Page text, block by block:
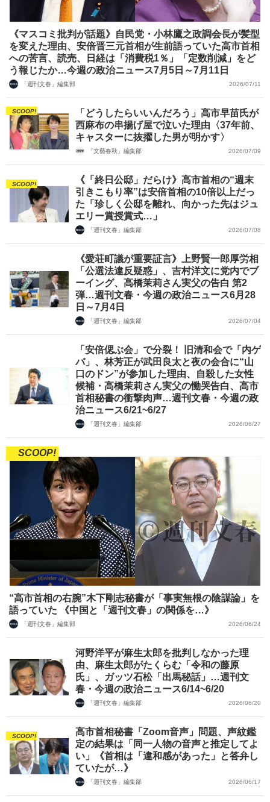
《マスコミ批判が話題》自民党・小林鷹之政調会長が髪型
を変えた理由、安倍晋三元首相が生前語っていた高市首相
への苦言、読売、日経は「消費税1％」「定数削減」をど
う報じたか…今週の政治ニュース7月5日～7月11日
「週刊文春」編集部 2026/07/11
SCOOP!
「どうしたらいいんだろう」高市早苗氏が
西麻布の串揚げ屋で泣いた理由〈37年前、
キャスターに抜擢した男が明かす〉
「文藝春秋」編集部 2026/07/09
SCOOP!
《「終日公邸」だらけ》高市首相の“週末
引きこもり率”は安倍首相の10倍以上だっ
た「珍しく公邸を離れ、向かった先はジュ
エリー賞授賞式…」
「週刊文春」編集部 2026/07/08
《愛荘町議が重要証言》上野賢一郎厚労相
「公選法違反疑惑」、吉村洋文に党内でブ
ーイング、高橋茉莉さん実父の告白 第2
弾…週刊文春・今週の政治ニュース6月28
日～7月4日
「週刊文春」編集部 2026/07/04
「安倍偲ぶ会」で分裂！ 旧清和会で「内ゲ
バ」、林芳正が武田良太と夜の会合に“山
口のドン”が参加した理由、自殺した女性
候補・高橋茉莉さん実父の慟哭告白、高市
首相秘書の衝撃肉声…週刊文春・今週の政
治ニュース6/21~6/27
「週刊文春」編集部 2026/06/27
SCOOP!
“高市首相の右腕”木下剛志秘書が「事実無根の陰謀論」を
語っていた 《中国と「週刊文春」の関係を…》
「週刊文春」編集部 2026/06/24
河野洋平が麻生太郎を批判しなかった理
由、麻生太郎がたくらむ「令和の藤原
氏」、ガッツ石松「出馬秘話」…週刊文
春・今週の政治ニュース6/14~6/20
「週刊文春」編集部 2026/06/20
SCOOP!
高市首相秘書「Zoom音声」問題、声紋鑑
定の結果は「同一人物の音声と推定してよ
い」《首相は「違和感があった」と答弁し
ていたが…》
「週刊文春」編集部 2026/06/17